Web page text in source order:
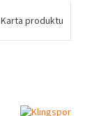
Karta produktu